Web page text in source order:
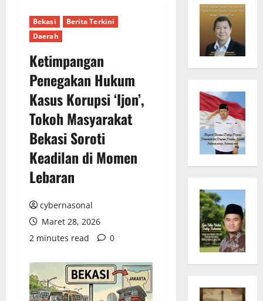
Bekasi
Berita Terkini
Daerah
Ketimpangan
Penegakan Hukum
Kasus Korupsi ‘Ijon’,
Tokoh Masyarakat
Bekasi Soroti
Keadilan di Momen
Lebaran
cybernasonal
Maret 28, 2026
2 minutes read
0